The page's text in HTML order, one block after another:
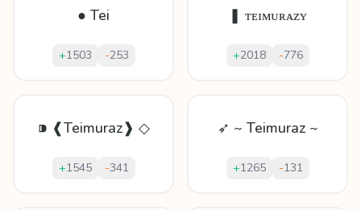
● Tei
+1503 -253
❚ ᴛᴇɪᴍᴜʀᴀᴢʏ
+2018 -776
⁍ ❰Teimuraz❱ ◇
+1545 -341
➶ ~ Teimuraz ~
+1265 -131